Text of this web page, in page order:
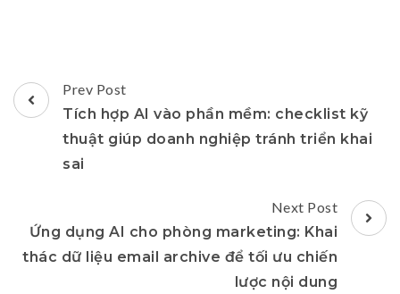
Post
Navigation
Prev Post
Tích hợp AI vào phần mềm: checklist kỹ
thuật giúp doanh nghiệp tránh triển khai
sai
Next Post
Ứng dụng AI cho phòng marketing: Khai
thác dữ liệu email archive để tối ưu chiến
lược nội dung